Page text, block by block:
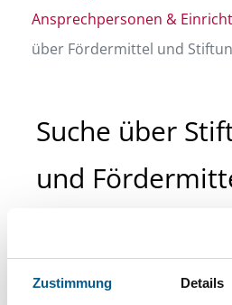
Zustimmung Details
Ansprechpersonen &
über Fördermittel und
Suche über
und
Sie suchen finanzielle
Projekt oder ein Vorhaben?
direkt über unsere